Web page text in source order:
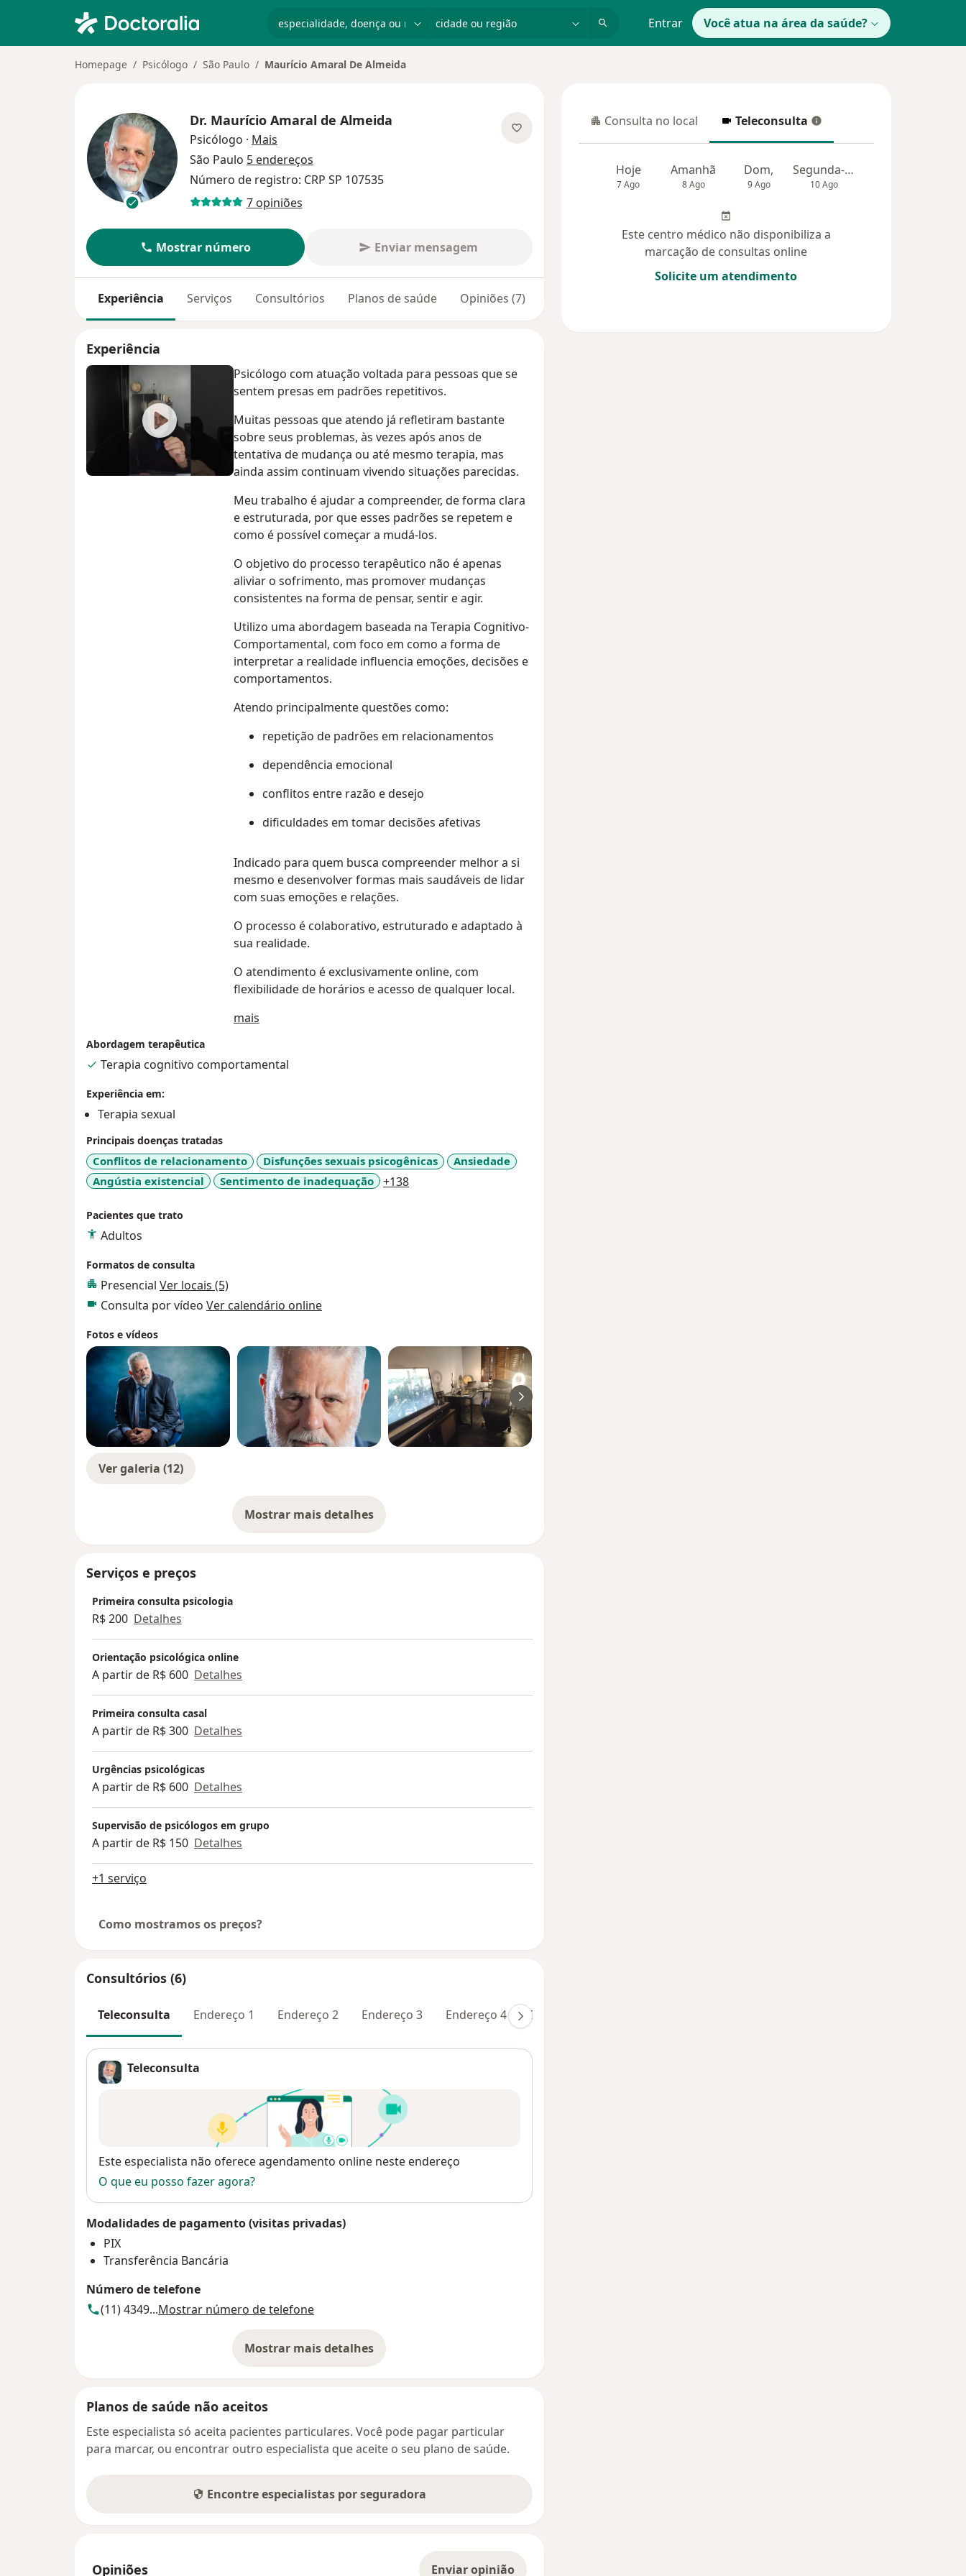
Entrar Você atua na área da saúde?
Homepage Psicólogo São Paulo Maurício Amaral De Almeida
Dr. Maurício Amaral de Almeida
Psicólogo · Mais
São Paulo 5 endereços
Número de registro: CRP SP 107535
7 opiniões
Mostrar número Enviar mensagem
Experiência Serviços Consultórios Planos de saúde Opiniões (7)
Experiência
Psicólogo com atuação voltada para pessoas que se
sentem presas em padrões repetitivos.
Muitas pessoas que atendo já refletiram bastante
sobre seus problemas, às vezes após anos de
tentativa de mudança ou até mesmo terapia, mas
ainda assim continuam vivendo situações parecidas.
Meu trabalho é ajudar a compreender, de forma clara
e estruturada, por que esses padrões se repetem e
como é possível começar a mudá-los.
O objetivo do processo terapêutico não é apenas
aliviar o sofrimento, mas promover mudanças
consistentes na forma de pensar, sentir e agir.
Utilizo uma abordagem baseada na Terapia Cognitivo-
Comportamental, com foco em como a forma de
interpretar a realidade influencia emoções, decisões e
comportamentos.
Atendo principalmente questões como:
repetição de padrões em relacionamentos
dependência emocional
conflitos entre razão e desejo
dificuldades em tomar decisões afetivas
Indicado para quem busca compreender melhor a si
mesmo e desenvolver formas mais saudáveis de lidar
com suas emoções e relações.
O processo é colaborativo, estruturado e adaptado à
sua realidade.
O atendimento é exclusivamente online, com
flexibilidade de horários e acesso de qualquer local.
maisSobre mim
Abordagem terapêutica
Terapia cognitivo comportamental
Experiência em:
Terapia sexual
Principais doenças tratadas
Conflitos de relacionamento Disfunções sexuais psicogênicas
Ansiedade
Angústia existencial
Sentimento de inadequação +138a11y_sr_more_diseases
Pacientes que trato
Adultos
Formatos de consulta
Presencial Ver locais (5)
Consulta por vídeo Ver calendário online
Fotos e vídeos
Ver galeria (12)
Mostrar mais detalhes
sobre a experiência
Serviços e preços
Primeira consulta psicologia
R$ 200 Detalhes
Orientação psicológica online
A partir de R$ 600 Detalhes
Primeira consulta casal
A partir de R$ 300 Detalhes
Urgências psicológicas
A partir de R$ 600 Detalhes
Supervisão de psicólogos em grupo
A partir de R$ 150 Detalhes
+1 serviço
Como mostramos os preços?
Consultórios (6)
Teleconsulta Endereço 1 Endereço 2 Endereço 3 Endereço 4 Endereço 5
Teleconsulta
Disponibilidade
Este especialista não oferece agendamento online neste endereço
O que eu posso fazer agora?
Modalidades de pagamento (visitas privadas)
PIX
Transferência Bancária
Número de telefone
(11) 4349...Mostrar número de telefone
Mostrar mais detalhes
sobre o endereço
Planos de saúde não aceitos
Este especialista só aceita pacientes particulares. Você pode pagar particular
para marcar, ou encontrar outro especialista que aceite o seu plano de saúde.
Encontre especialistas por seguradora
Opiniões Enviar opinião
Consulta no local
Consulta no local Teleconsulta
Teleconsulta
Hoje
7 Ago
Amanhã
8 Ago
Dom,
9 Ago
Segunda-feira
10 Ago
Este centro médico não disponibiliza a
marcação de consultas online
Solicite um atendimento